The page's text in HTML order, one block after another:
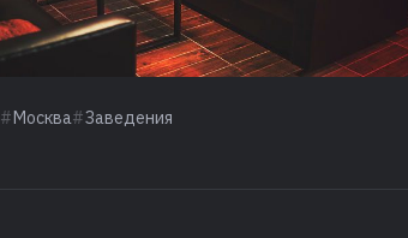
Москва Заведения